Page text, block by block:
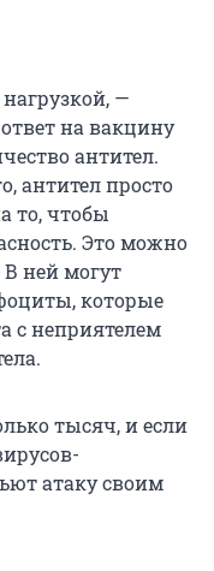
—
на вакцину
антител.
антител просто
то, чтобы
Это можно
В ней могут
которые
с неприятелем
тысяч, и если
атаку своим